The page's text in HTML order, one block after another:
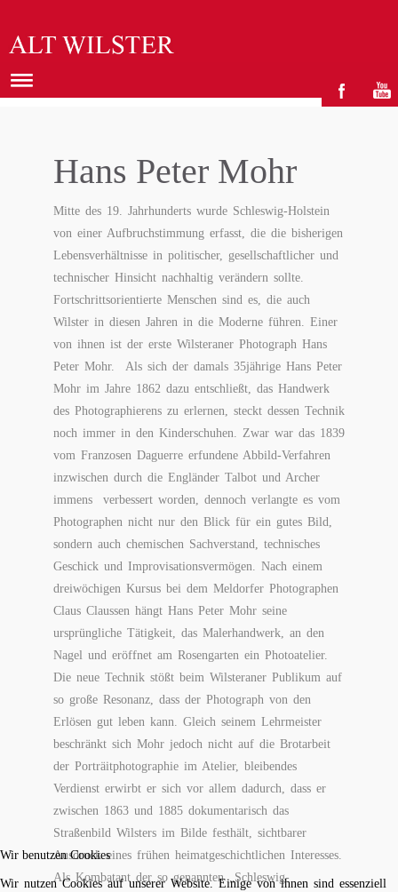
Hans Peter Mohr
Mitte des 19. Jahrhunderts wurde Schleswig-Holstein
von einer Aufbruchstimmung erfasst, die die bisherigen
Lebensverhältnisse in politischer, gesellschaftlicher und
technischer Hinsicht nachhaltig verändern sollte.
Fortschrittsorientierte Menschen sind es, die auch
Wilster in diesen Jahren in die Moderne führen. Einer
von ihnen ist der erste Wilsteraner Photograph Hans
Peter Mohr. Als sich der damals 35jährige Hans Peter
Mohr im Jahre 1862 dazu entschließt, das Handwerk
des Photographierens zu erlernen, steckt dessen Technik
noch immer in den Kinderschuhen. Zwar war das 1839
vom Franzosen Daguerre erfundene Abbild-Verfahren
inzwischen durch die Engländer Talbot und Archer
immens verbessert worden, dennoch verlangte es vom
Photographen nicht nur den Blick für ein gutes Bild,
sondern auch chemischen Sachverstand, technisches
Geschick und Improvisationsvermögen. Nach einem
dreiwöchigen Kursus bei dem Meldorfer Photographen
Claus Claussen hängt Hans Peter Mohr seine
ursprüngliche Tätigkeit, das Malerhandwerk, an den
Nagel und eröffnet am Rosengarten ein Photoatelier.
Die neue Technik stößt beim Wilsteraner Publikum auf
so große Resonanz, dass der Photograph von den
Erlösen gut leben kann. Gleich seinem Lehrmeister
beschränkt sich Mohr jedoch nicht auf die Brotarbeit
der Porträitphotographie im Atelier, bleibendes
Verdienst erwirbt er sich vor allem dadurch, dass er
zwischen 1863 und 1885 dokumentarisch das
Straßenbild Wilsters im Bilde festhält, sichtbarer
Ausdruck eines frühen heimatgeschichtlichen Interesses.
Als Kombatant der so genannten „Schleswig-
Wir benutzen Cookies
Wir nutzen Cookies auf unserer Website. Einige von ihnen sind essenziell